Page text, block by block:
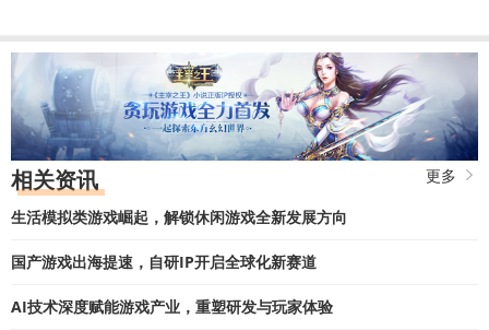
下载
赛尔特大陆
国产软件 飞行射击| 1935MB
下载
云
修真江湖
仙侠手游| 144.4M
相关资讯
更多
生活模拟类游戏崛起，解锁休闲游戏全新发展方向
国产游戏出海提速，自研IP开启全球化新赛道
AI技术深度赋能游戏产业，重塑研发与玩家体验